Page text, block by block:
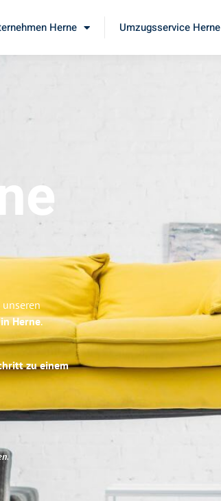
Herne Umzugsservice Herne
unseren
Herne.
zu einem
.